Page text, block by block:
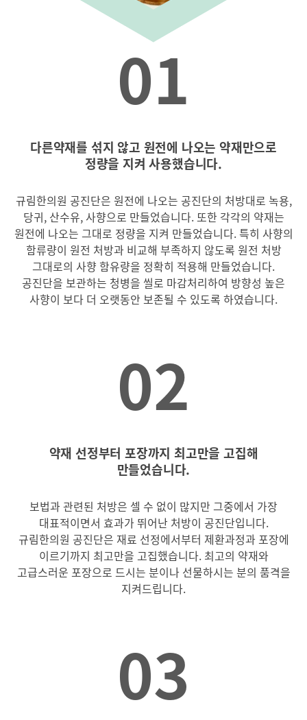
01
다른약재를 섞지 않고 원전에 나오는 약재만으로
정량을 지켜 사용했습니다.
규림한의원 공진단은 원전에 나오는 공진단의 처방대로 녹용,
당귀, 산수유, 사향으로 만들었습니다. 또한 각각의 약재는
원전에 나오는 그대로 정량을 지켜 만들었습니다.특히 사향의
함류량이 원전 처방과 비교해 부족하지 않도록 원전 처방
그대로의 사향 함유량을 정확히 적용해 만들었습니다.
공진단을 보관하는 청병을 씰로 마감처리하여 방향성 높은
사향이 보다 더 오랫동안 보존될 수 있도록 하였습니다.
02
약재 선정부터 포장까지 최고만을 고집해
만들었습니다.
보법과 관련된 처방은 셀 수 없이 많지만 그중에서 가장
대표적이면서 효과가 뛰어난 처방이 공진단입니다.
규림한의원 공진단은 재료 선정에서부터 제환과정과 포장에
이르기까지 최고만을 고집했습니다. 최고의 약재와
고급스러운 포장으로 드시는 분이나 선물하시는 분의 품격을
지켜드립니다.
03